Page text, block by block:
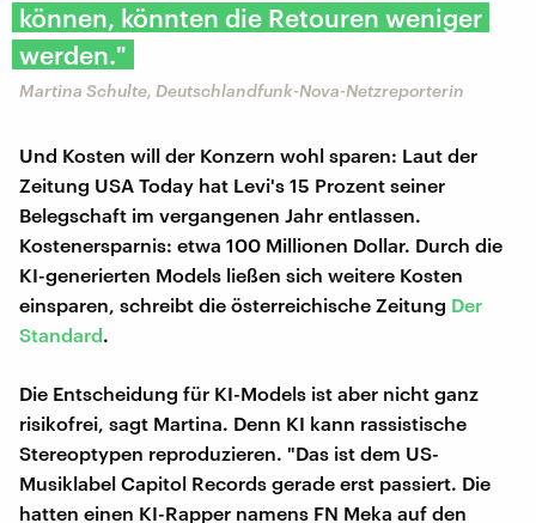
können, könnten die Retouren weniger
werden."
Martina Schulte, Deutschlandfunk-Nova-Netzreporterin
Und Kosten will der Konzern wohl sparen: Laut der
Zeitung USA Today hat Levi's 15 Prozent seiner
Belegschaft im vergangenen Jahr entlassen.
Kostenersparnis: etwa 100 Millionen Dollar. Durch die
KI-generierten Models ließen sich weitere Kosten
einsparen, schreibt die österreichische Zeitung Der
Standard.
Die Entscheidung für KI-Models ist aber nicht ganz
risikofrei, sagt Martina. Denn KI kann rassistische
Stereoptypen reproduzieren. "Das ist dem US-
Musiklabel Capitol Records gerade erst passiert. Die
hatten einen KI-Rapper namens FN Meka auf den